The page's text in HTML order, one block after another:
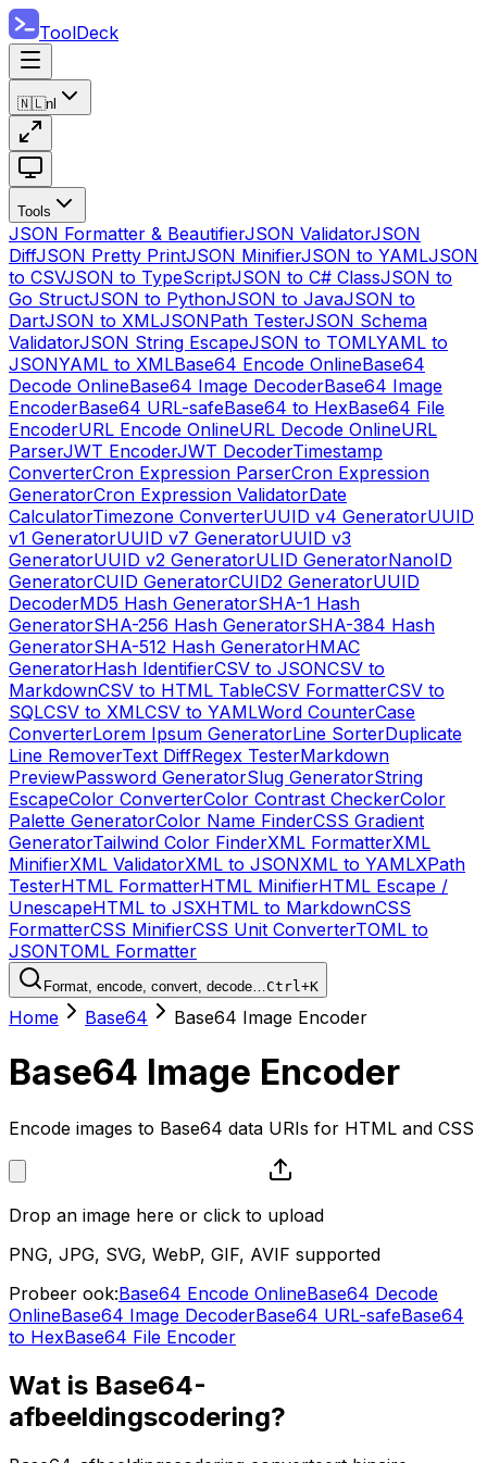
ToolDeck
🇳🇱nl
Tools
JSON Formatter & BeautifierJSON ValidatorJSON
DiffJSON Pretty PrintJSON MinifierJSON to YAMLJSON
to CSVJSON to TypeScriptJSON to C# ClassJSON to
Go StructJSON to PythonJSON to JavaJSON to
DartJSON to XMLJSONPath TesterJSON Schema
ValidatorJSON String EscapeJSON to TOMLYAML to
JSONYAML to XMLBase64 Encode OnlineBase64
Decode OnlineBase64 Image DecoderBase64 Image
EncoderBase64 URL-safeBase64 to HexBase64 File
EncoderURL Encode OnlineURL Decode OnlineURL
ParserJWT EncoderJWT DecoderTimestamp
ConverterCron Expression ParserCron Expression
GeneratorCron Expression ValidatorDate
CalculatorTimezone ConverterUUID v4 GeneratorUUID
v1 GeneratorUUID v7 GeneratorUUID v3
GeneratorUUID v2 GeneratorULID GeneratorNanoID
GeneratorCUID GeneratorCUID2 GeneratorUUID
DecoderMD5 Hash GeneratorSHA-1 Hash
GeneratorSHA-256 Hash GeneratorSHA-384 Hash
GeneratorSHA-512 Hash GeneratorHMAC
GeneratorHash IdentifierCSV to JSONCSV to
MarkdownCSV to HTML TableCSV FormatterCSV to
SQLCSV to XMLCSV to YAMLWord CounterCase
ConverterLorem Ipsum GeneratorLine SorterDuplicate
Line RemoverText DiffRegex TesterMarkdown
PreviewPassword GeneratorSlug GeneratorString
EscapeColor ConverterColor Contrast CheckerColor
Palette GeneratorColor Name FinderCSS Gradient
GeneratorTailwind Color FinderXML FormatterXML
MinifierXML ValidatorXML to JSONXML to YAMLXPath
TesterHTML FormatterHTML MinifierHTML Escape /
UnescapeHTML to JSXHTML to MarkdownCSS
FormatterCSS MinifierCSS Unit ConverterTOML to
JSONTOML Formatter
Format, encode, convert, decode…Ctrl+K
Home Base64 Base64 Image Encoder
Base64 Image Encoder
Encode images to Base64 data URIs for HTML and CSS
Drop an image here or click to upload
PNG, JPG, SVG, WebP, GIF, AVIF supported
Probeer ook:Base64 Encode OnlineBase64 Decode
OnlineBase64 Image DecoderBase64 URL-safeBase64
to HexBase64 File Encoder
Wat is Base64-
afbeeldingscodering?